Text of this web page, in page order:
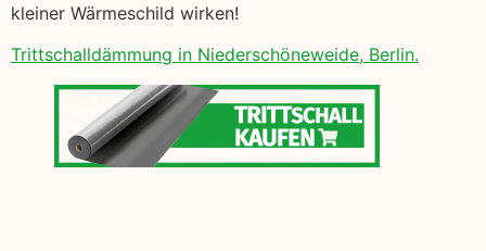
kleiner Wärmeschild wirken!
Trittschalldämmung in Niederschöneweide, Berlin.